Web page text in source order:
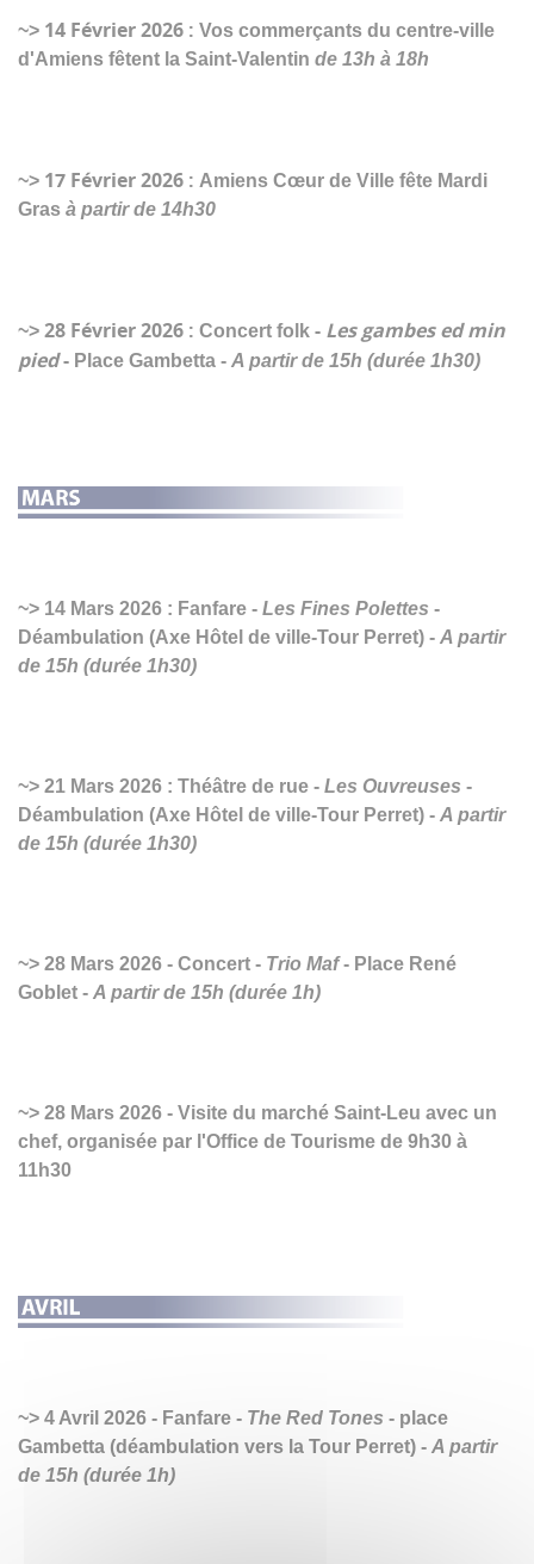
14 Février 2026 : Vos commerçants du centre-ville
d'Amiens fêtent la Saint-Valentin de 13h à 18h
17 Février 2026 : Amiens Cœur de Ville fête Mardi
Gras à partir de 14h30
28 Février 2026 : Concert folk - Les gambes ed min
pied- Place Gambetta - A partir de 15h (durée 1h30)
14 Mars 2026 : Fanfare - Les Fines Polettes -
Déambulation (Axe Hôtel de ville-Tour Perret) - A partir
de 15h (durée 1h30)
21 Mars 2026 : Théâtre de rue - Les Ouvreuses -
Déambulation (Axe Hôtel de ville-Tour Perret) - A partir
de 15h (durée 1h30)
28 Mars 2026 - Concert - Trio Maf- Place René
Goblet - A partir de 15h (durée 1h)
28 Mars 2026 - Visite du marché Saint-Leu avec un
chef, organisée par l'Office de Tourisme de 9h30 à
11h30
4 Avril 2026 - Fanfare - The Red Tones - place
Gambetta (déambulation vers la Tour Perret) - A partir
de 15h (durée 1h)